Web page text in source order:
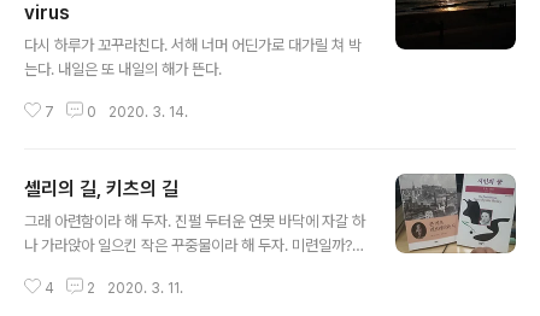
virus
다시 하루가 꼬꾸라친다. 서해 너머 어딘가로 대가릴 쳐 박
는다. 내일은 또 내일의 해가 뜬다.
7 0 2020. 3. 14.
셸리의 길, 키츠의 길
그래 아련함이라 해 두자. 진펄 두터운 연못 바닥에 자갈 하
나 가라앉아 일으킨 작은 꾸중물이라 해 두자. 미련일까?
경하는데 어쩌다 저에 눈길이 갔다. 이젠 원서는 엄두도 내
4 2 2020. 3. 11.